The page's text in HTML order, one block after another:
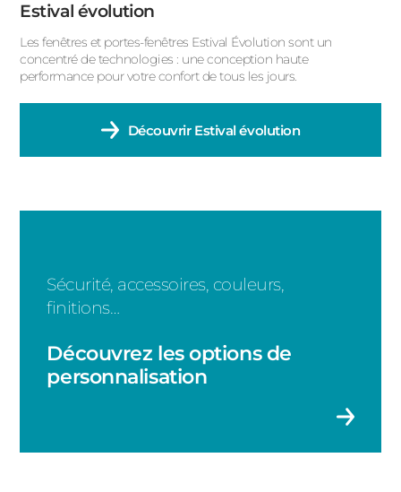
Estival évolution
Les fenêtres et portes-fenêtres Estival Évolution sont un
concentré de technologies : une conception haute
performance pour votre confort de tous les jours.
Découvrir Estival évolution
Sécurité, accessoires, couleurs,
finitions…
Découvrez les options de
personnalisation